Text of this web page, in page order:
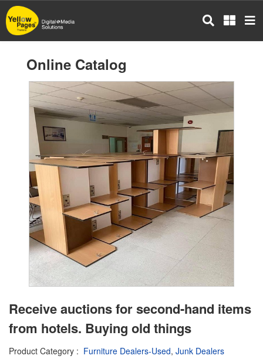
Skip
to
main
Online Catalog
Receive auctions for second-hand items
from hotels. Buying old things
Product Category : Furniture Dealers-Used, Junk Dealers